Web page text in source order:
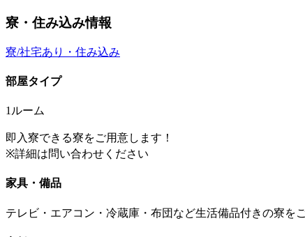
寮・住み込み情報
寮/社宅あり・住み込み
部屋タイプ
1ルーム
即入寮できる寮をご用意します！
※詳細は問い合わせください
家具・備品
テレビ・エアコン・冷蔵庫・布団など生活備品付きの寮を